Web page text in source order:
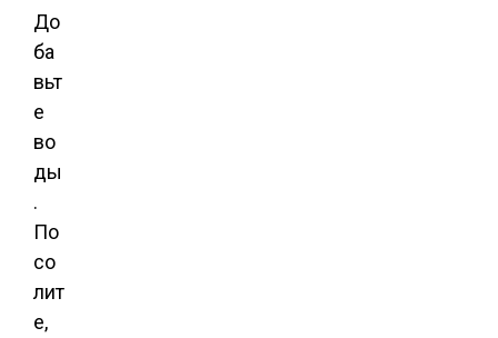
До
ба
вьт
е
во
ды
.
По
со
лит
е,